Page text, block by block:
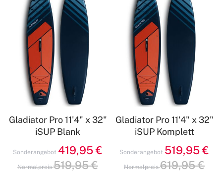
Gladiator Pro 11'4" x 32"
iSUP Blank
Sonderangebot 419,95 €
Normalpreis 519,95 €
Gladiator Pro 11'4" x 32"
iSUP Komplett
Sonderangebot 519,95 €
Normalpreis 619,95 €